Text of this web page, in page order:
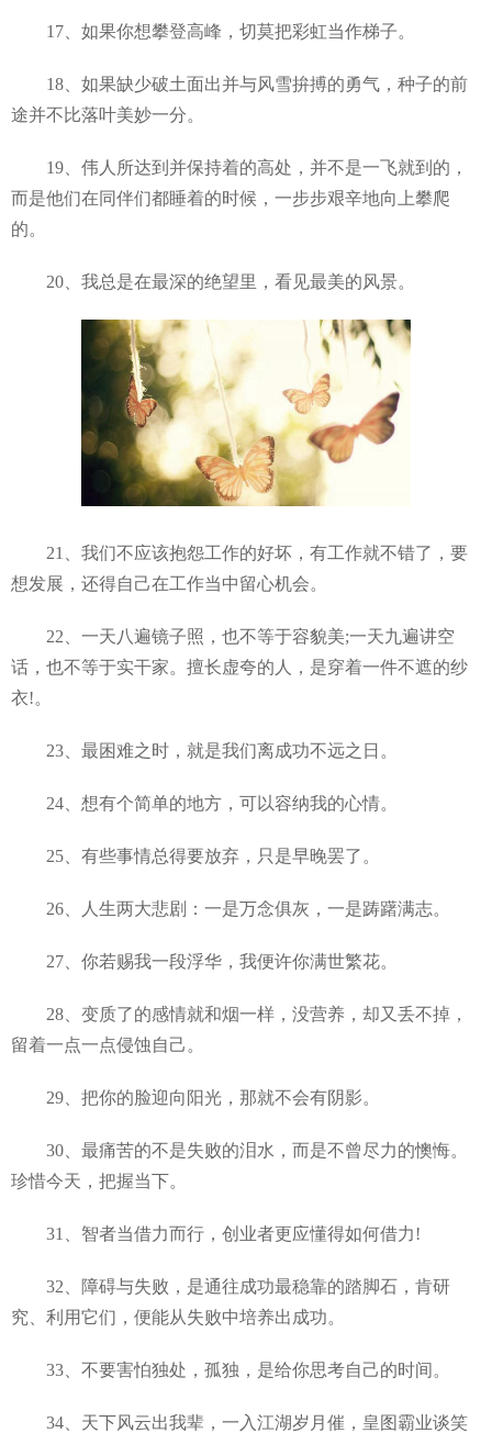
17、如果你想攀登高峰，切莫把彩虹当作梯子。
18、如果缺少破土面出并与风雪拚搏的勇气，种子的前
途并不比落叶美妙一分。
19、伟人所达到并保持着的高处，并不是一飞就到的，
而是他们在同伴们都睡着的时候，一步步艰辛地向上攀爬
的。
20、我总是在最深的绝望里，看见最美的风景。
21、我们不应该抱怨工作的好坏，有工作就不错了，要
想发展，还得自己在工作当中留心机会。
22、一天八遍镜子照，也不等于容貌美;一天九遍讲空
话，也不等于实干家。擅长虚夸的人，是穿着一件不遮的纱
衣!。
23、最困难之时，就是我们离成功不远之日。
24、想有个简单的地方，可以容纳我的心情。
25、有些事情总得要放弃，只是早晚罢了。
26、人生两大悲剧：一是万念俱灰，一是踌躇满志。
27、你若赐我一段浮华，我便许你满世繁花。
28、变质了的感情就和烟一样，没营养，却又丢不掉，
留着一点一点侵蚀自己。
29、把你的脸迎向阳光，那就不会有阴影。
30、最痛苦的不是失败的泪水，而是不曾尽力的懊悔。
珍惜今天，把握当下。
31、智者当借力而行，创业者更应懂得如何借力!
32、障碍与失败，是通往成功最稳靠的踏脚石，肯研
究、利用它们，便能从失败中培养出成功。
33、不要害怕独处，孤独，是给你思考自己的时间。
34、天下风云出我辈，一入江湖岁月催，皇图霸业谈笑